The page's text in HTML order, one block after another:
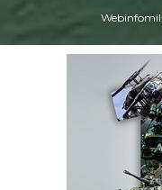
Webinfomil